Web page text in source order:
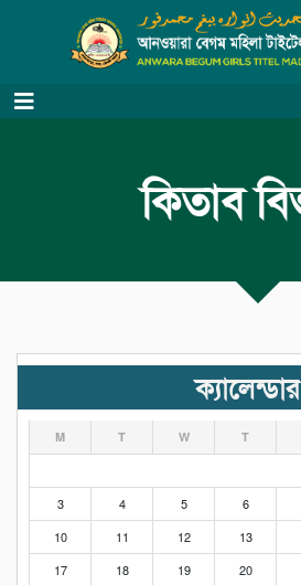
কিতাব
ক্যালেন্ডার
M T W T
3
4 5 6
10
11 12 13
17
18 19 20